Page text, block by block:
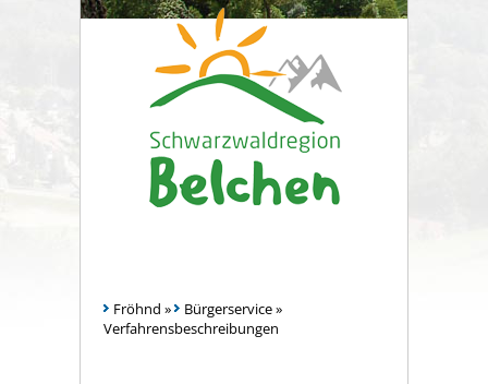
Fröhnd » Bürgerservice»
Verfahrensbeschreibungen